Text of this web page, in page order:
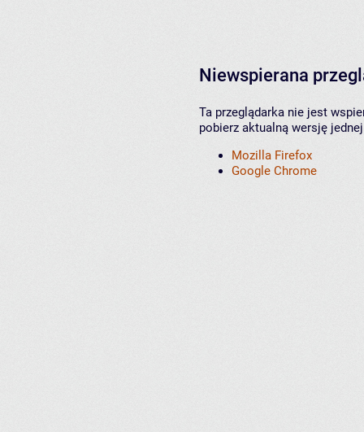
Niewspierana
Ta przeglądarka nie jest
pobierz aktualną wersję
Mozilla Firefox
Google Chrome